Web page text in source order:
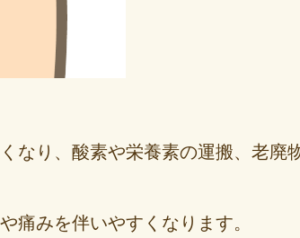
なり、酸素や栄養素の運搬、老廃
痛みを伴いやすくなります。